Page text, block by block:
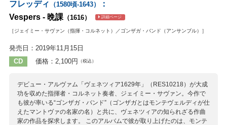
フレッディ （1580頃-1643）
：
Vespers - 晩課（1616） 詳細ページ
［ジェイミー・サヴァン（指揮・コルネット）／ゴンザガ・バンド（アンサンブル）］
発売日：2019年11月15日
CD
価格：2,100円 （税込）
デビュー・アルヴァム「ヴェネツィア1629年」（RES10218）が大成
功を収めた指揮者・コルネット奏者、ジェイミー・サヴァン。今作で
も彼が率いる“ゴンザガ・バンド”（ゴンザガとはモンテヴェルディが仕
えたマントヴァの名家の名）と共に、ヴェネツィアの知られざる作曲
家の作品を探求します。 このアルバムで彼が取り上げたのは、モンテ